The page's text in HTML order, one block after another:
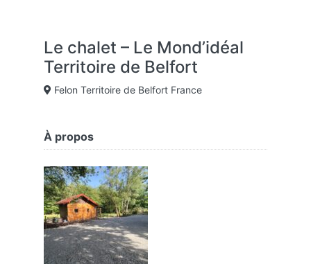
Le chalet – Le Mond’idéal
Territoire de Belfort
Felon Territoire de Belfort France
À propos